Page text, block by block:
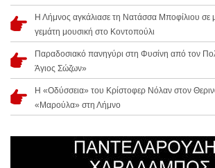
Η Λήμνος αγκάλιασε τη Νατάσσα Μποφίλιου σε
γεμάτη μουσική στο Κοντοπούλι
Παραδοσιακό πανηγύρι στη Φυσίνη από τον
Άγιος Σώζων»
Η «Οδύσσεια» του Κρίστοφερ Νόλαν στον
«Μαρούλα» στη Λήμνο